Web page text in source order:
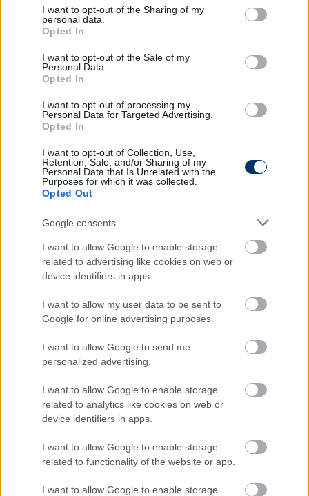
not limited to your visit or usage behaviour. You may click to
grant or deny consent to Google and its third-party tags to
use your data for below specified purposes in below Google
consent section.
I want to opt-out of the Sharing of my
personal data.
Opted In
I want to opt-out of the Sale of my
Personal Data.
Opted In
I want to opt-out of processing my
Personal Data for Targeted Advertising.
Opted In
I want to opt-out of Collection, Use,
Retention, Sale, and/or Sharing of my
Personal Data that Is Unrelated with the
Purposes for which it was collected.
Opted Out
Google consents
I want to allow Google to enable storage
related to advertising like cookies on web or
device identifiers in apps.
I want to allow my user data to be sent to
Google for online advertising purposes.
I want to allow Google to send me
personalized advertising.
I want to allow Google to enable storage
related to analytics like cookies on web or
device identifiers in apps.
I want to allow Google to enable storage
related to functionality of the website or app.
I want to allow Google to enable storage
kontinenstornán is futballozott a mieink ellen, ott
pedig Ronaldóék örülhettek a meccs végén, hiszen
Olvastad már?
Szoboszlai ára kilőtt az űrbe:
Utcahosszal veri Mbappét is - itt az
elképesztő lista
már a világ 13. legértékesebb futballistája a CIES
kimutatása szerint.
Elolvasom
Itt állíthatod be, hogy a Csakfoci az elsők
között legyen a Google-találatokban